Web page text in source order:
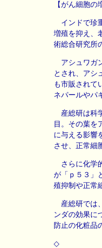
【がん細胞
インドで珍
増殖を抑え、
術総合研究所
アシュワガ
とされ、アシ
も市販されて
ネパールやパ
産総研は科
目。その葉を
に与える影響
させ、正常細
さらに化学
が「ｐ５３」
殖抑制や正常
産総研では
ンダの効果に
防止の化粧品
◇